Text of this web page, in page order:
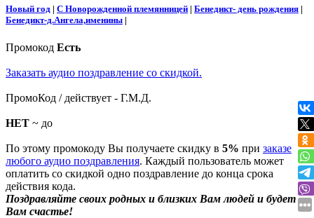
Новый год | С Новорожденной племянницей | Бенедикт- день рождения |
Бенедикт-д.Ангела,именины |
Промокод Есть
Заказать аудио поздравление со скидкой.
ПромоКод / действует - Г.М.Д.
НЕТ ~ до
По этому промокоду Вы получаете скидку в 5% при заказе
любого аудио поздравления. Каждый пользователь может
оплатить со скидкой одно поздравление до конца срока
действия кода.
Поздравляйте своих родных и близких Вам людей и будет
Вам счастье!